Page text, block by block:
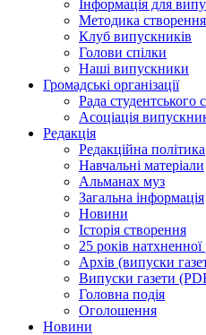
Інформація для
Методика
Клуб випускників
Голови спілки
Наші випускники
Громадські організації
Рада студентського
Асоціація
Редакція
Редакційна політика
Навчальні матеріали
Альманах муз
Загальна інформація
Новини
Історія створення
25 років
Архів (випуски
Випуски газети
Головна подія
Оголошення
Новини